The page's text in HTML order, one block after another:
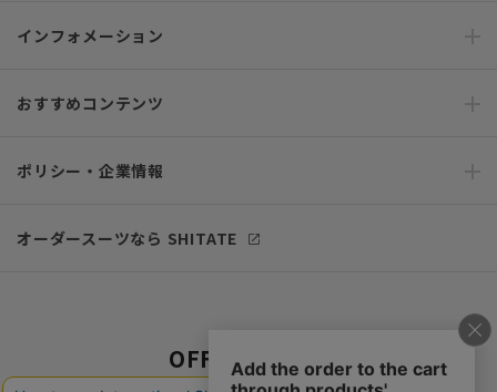
インフォメーション
おすすめコンテンツ
ポリシー・企業情報
オーダースーツなら SHITATE
OFFICIAL SNS